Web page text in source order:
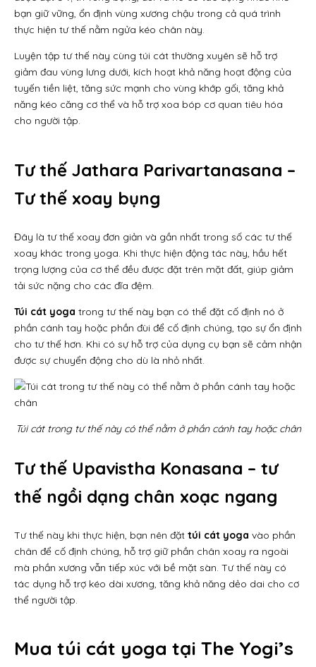
bạn giữ vững, ổn định vùng xương chậu trong cả quá trình
thực hiện tư thế nằm ngửa kéo chân này.
Luyện tập tư thế này cùng túi cát thường xuyên sẽ hỗ trợ
giảm đau vùng lưng dưới, kích hoạt khả năng hoạt động của
tuyến tiền liệt, tăng sức mạnh cho vùng khớp gối, tăng khả
năng kéo căng cơ thể và hỗ trợ xoa bóp cơ quan tiêu hóa
cho người tập.
Tư thế Jathara Parivartanasana –
Tư thế xoay bụng
Đây là tư thế xoay đơn giản và gần nhất trong số các tư thế
xoay khác trong yoga. Khi thực hiện động tác này, hầu hết
trọng lượng của cơ thể đều được đặt trên mặt đất, giúp giảm
tải sức nặng cho các đĩa đệm.
Túi cát yoga trong tư thế này bạn có thể đặt cố định nó ở
phần cánh tay hoặc phần đùi để cố định chúng, tạo sự ổn định
cho tư thế hơn. Khi có sự hỗ trợ của dụng cụ bạn sẽ cảm nhận
được sự chuyển động cho dù là nhỏ nhất.
Túi cát trong tư thế này có thể nằm ở phần cánh tay hoặc chân
Tư thế Upavistha Konasana – tư
thế ngồi dạng chân xoạc ngang
Tư thế này khi thực hiện, bạn nên đặt túi cát yoga vào phần
chân để cố định chúng, hỗ trợ giữ phần chân xoay ra ngoài
mà phần xương vẫn tiếp xúc với bề mặt sàn. Tư thế này có
tác dụng hỗ trợ kéo dài xương, tăng khả năng dẻo dai cho cơ
thể người tập.
Mua túi cát yoga tại The Yogi’s